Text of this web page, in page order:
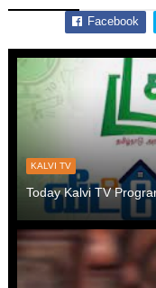
Facebook
KALVI TV
Today Kalvi TV